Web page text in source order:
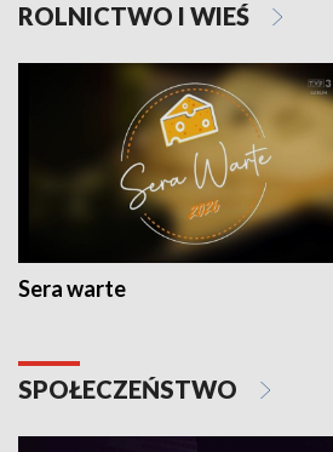
ROLNICTWO I WIEŚ
Sera warte
SPOŁECZEŃSTWO